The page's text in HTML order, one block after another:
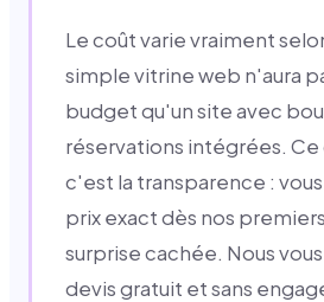
Le coût varie vraiment
simple vitrine web n'aura
budget qu'un site avec
réservations intégrées.
c'est la transparence :
prix exact dès nos
surprise cachée. Nous
devis gratuit et sans